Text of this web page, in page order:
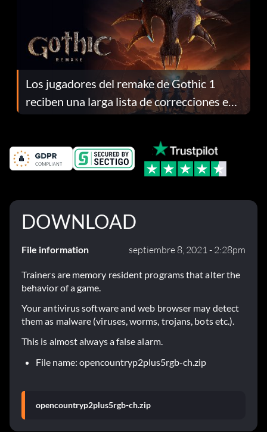
Los jugadores del remake de Gothic 1
reciben una larga lista de correcciones en
el parche 1.0.4
DOWNLOAD
File information septiembre 8, 2021 - 2:28pm
Trainers are memory resident programs that alter the
behavior of a game.
Your antivirus software and web browser may detect
them as malware (viruses, worms, trojans, bots etc.).
This is almost always a false alarm.
File name: opencountryp2plus5rgb-ch.zip
opencountryp2plus5rgb-ch.zip